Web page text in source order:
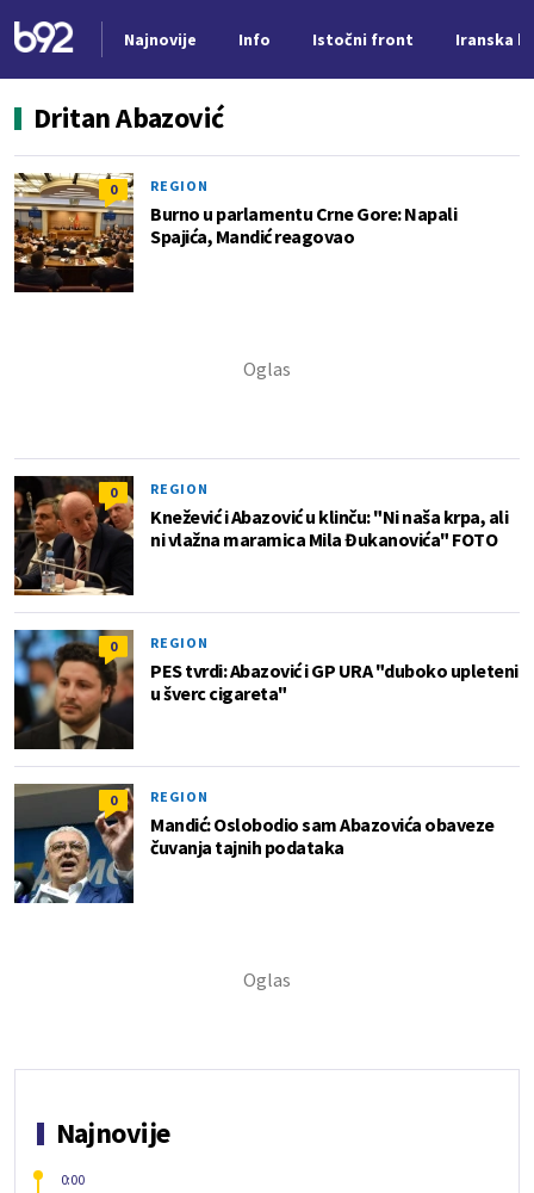
Najnovije Info Istočni front Iranska
Dritan Abazović
0 REGION
Burno u parlamentu Crne Gore: Napali
Spajića, Mandić reagovao
0 REGION
Knežević i Abazović u klinču: "Ni naša krpa, ali
ni vlažna maramica Mila Đukanovića" FOTO
0 REGION
PES tvrdi: Abazović i GP URA "duboko upleteni
u šverc cigareta"
0 REGION
Mandić: Oslobodio sam Abazovića obaveze
čuvanja tajnih podataka
Najnovije
0:00